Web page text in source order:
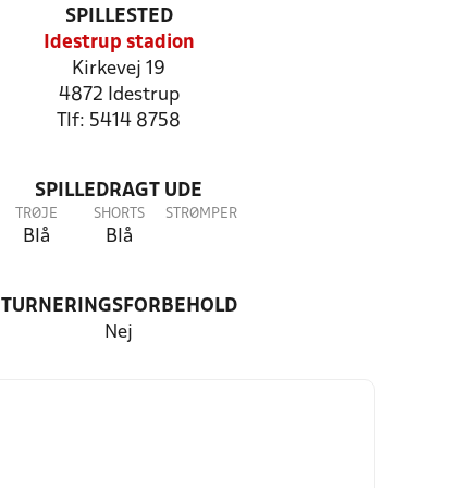
SPILLESTED
Idestrup stadion
Kirkevej 19
4872 Idestrup
Tlf: 5414 8758
SPILLEDRAGT UDE
TRØJE
Blå
SHORTS
Blå
STRØMPER
TURNERINGSFORBEHOLD
Nej